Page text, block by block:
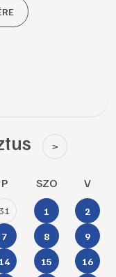
>
P SZO V
1 2
7 8 9
14 15 16